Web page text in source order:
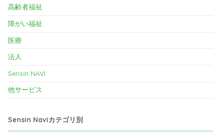
高齢者福祉
障がい福祉
医療
法人
Sensin NAVI
他サービス
Sensin Naviカテゴリ別